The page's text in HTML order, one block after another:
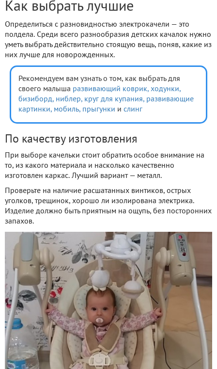
Как выбрать лучшие
Определиться с разновидностью электрокачели — это
полдела. Среди всего разнообразия детских качалок нужно
уметь выбрать действительно стоящую вещь, поняв, какие из
них лучше для новорожденных.
Рекомендуем вам узнать о том, как выбрать для
своего малыша развивающий коврик, ходунки,
бизиборд, ниблер, круг для купания, развивающие
картинки, мобиль, прыгунки и слинг
По качеству изготовления
При выборе качельки стоит обратить особое внимание на
то, из какого материала и насколько качественно
изготовлен каркас. Лучший вариант — металл.
Проверьте на наличие расшатанных винтиков, острых
уголков, трещинок, хорошо ли изолирована электрика.
Изделие должно быть приятным на ощупь, без посторонних
запахов.